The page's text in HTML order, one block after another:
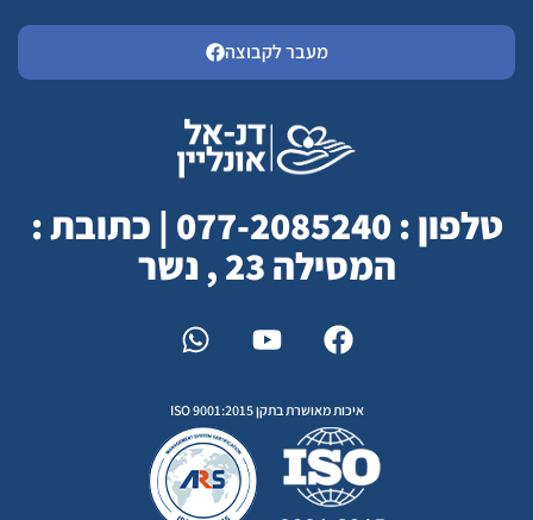
מעבר לקבוצה
טלפון : 077-2085240 | כתובת :
המסילה 23 , נשר
איכות מאושרת בתקן ISO 9001:2015